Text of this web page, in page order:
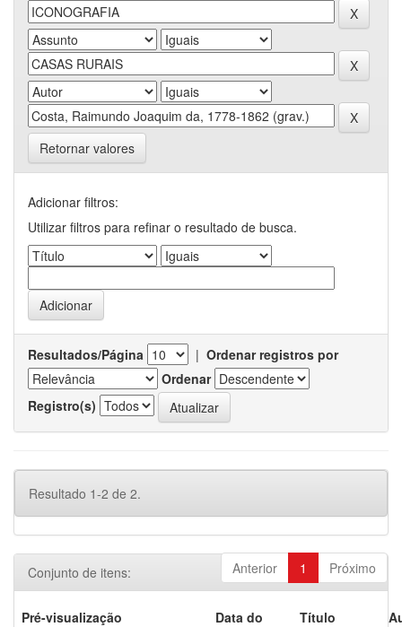
Retornar valores
Adicionar filtros:
Utilizar filtros para refinar o resultado de busca.
Resultados/Página | Ordenar registros por
Ordenar
Registro(s)
Resultado 1-2 de 2.
Anterior 1 Próximo
Conjunto de itens:
Pré-visualização
Data do
Título